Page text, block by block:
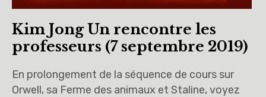
Kim Jong Un rencontre les
professeurs (7 septembre 2019)
En prolongement de la séquence de cours sur
Orwell, sa Ferme des animaux et Staline, voyez